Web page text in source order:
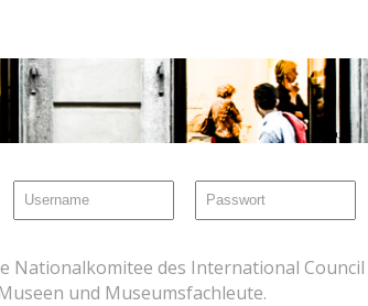
Nationalkomitee des International
und Museumsfachleute.